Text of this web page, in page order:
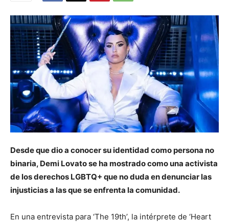
Desde que dio a conocer su identidad como persona no
binaria, Demi Lovato se ha mostrado como una activista
de los derechos LGBTQ+ que no duda en denunciar las
injusticias a las que se enfrenta la comunidad.
En una entrevista para ‘The 19th’, la intérprete de ‘Heart